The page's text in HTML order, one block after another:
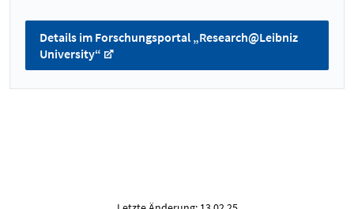
Details im Forschungsportal „Research@Leibniz
University“